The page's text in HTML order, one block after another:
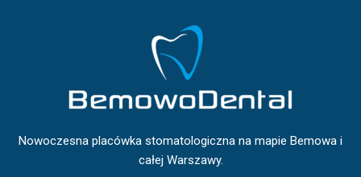
Nowoczesna placówka stomatologiczna na mapie Bemowa i
całej Warszawy.